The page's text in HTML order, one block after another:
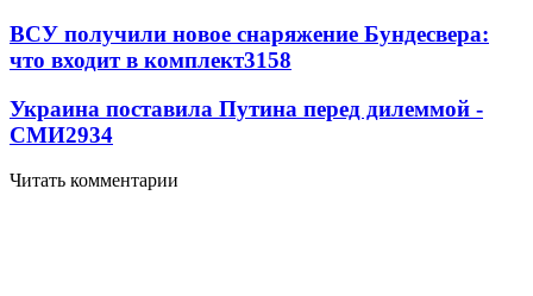
ВСУ получили новое снаряжение Бундесвера:
что входит в комплект3158
Украина поставила Путина перед дилеммой -
СМИ2934
Читать комментарии